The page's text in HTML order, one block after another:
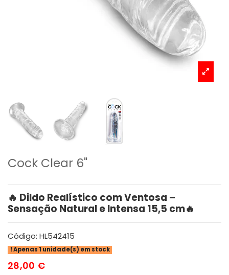
Cock Clear 6"
🔥 Dildo Realístico com Ventosa –
Sensação Natural e Intensa 15,5 cm🔥
Código: HL542415
Apenas 1 unidade(s) em stock
28,00 €